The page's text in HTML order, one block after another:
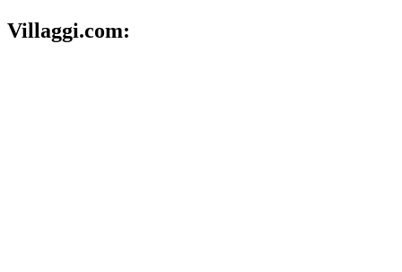
Villaggi.com: